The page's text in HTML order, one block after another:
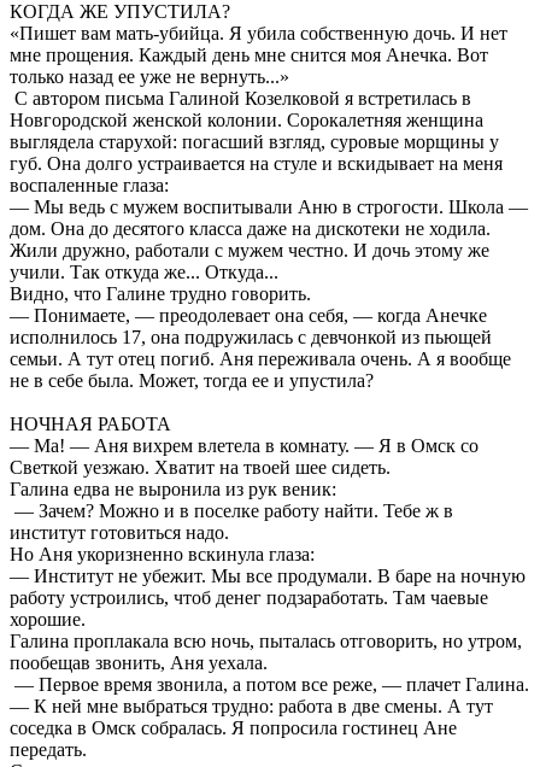
КОГДА ЖЕ УПУСТИЛА?
«Пишет вам мать-убийца. Я убила собственную дочь. И нет
мне прощения. Каждый день мне снится моя Анечка. Вот
только назад ее уже не вернуть...»
С автором письма Галиной Козелковой я встретилась в
Новгородской женской колонии. Сорокалетняя женщина
выглядела старухой: погасший взгляд, суровые морщины у
губ. Она долго устраивается на стуле и вскидывает на меня
воспаленные глаза:
— Мы ведь с мужем воспитывали Аню в строгости. Школа —
дом. Она до десятого класса даже на дискотеки не ходила.
Жили дружно, работали с мужем честно. И дочь этому же
учили. Так откуда же... Откуда...
Видно, что Галине трудно говорить.
— Понимаете, — преодолевает она себя, — когда Анечке
исполнилось 17, она подружилась с девчонкой из пьющей
семьи. А тут отец погиб. Аня переживала очень. А я вообще
не в себе была. Может, тогда ее и упустила?
НОЧНАЯ РАБОТА
— Ма! — Аня вихрем влетела в комнату. — Я в Омск со
Светкой уезжаю. Хватит на твоей шее сидеть.
Галина едва не выронила из рук веник:
— Зачем? Можно и в поселке работу найти. Тебе ж в
институт готовиться надо.
Но Аня укоризненно вскинула глаза:
— Институт не убежит. Мы все продумали. В баре на ночную
работу устроились, чтоб денег подзаработать. Там чаевые
хорошие.
Галина проплакала всю ночь, пыталась отговорить, но утром,
пообещав звонить, Аня уехала.
— Первое время звонила, а потом все реже, — плачет Галина.
— К ней мне выбраться трудно: работа в две смены. А тут
соседка в Омск собралась. Я попросила гостинец Ане
передать.